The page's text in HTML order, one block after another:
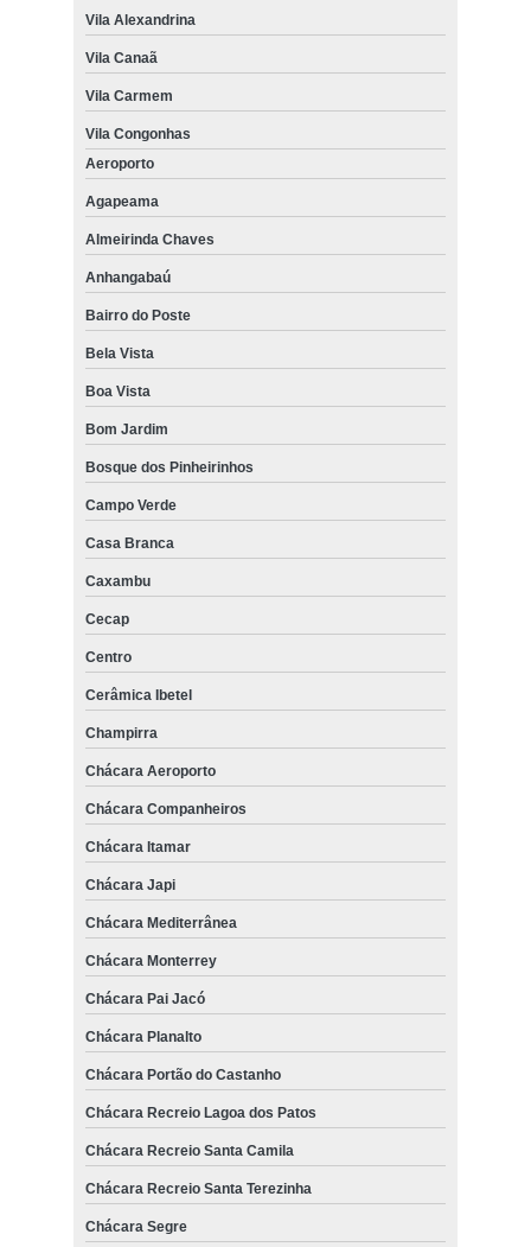
Vila Alexandrina
Vila Canaã
Vila Carmem
Vila Congonhas
Aeroporto
Agapeama
Almeirinda Chaves
Anhangabaú
Bairro do Poste
Bela Vista
Boa Vista
Bom Jardim
Bosque dos Pinheirinhos
Campo Verde
Casa Branca
Caxambu
Cecap
Centro
Cerâmica Ibetel
Champirra
Chácara Aeroporto
Chácara Companheiros
Chácara Itamar
Chácara Japi
Chácara Mediterrânea
Chácara Monterrey
Chácara Pai Jacó
Chácara Planalto
Chácara Portão do Castanho
Chácara Recreio Lagoa dos Patos
Chácara Recreio Santa Camila
Chácara Recreio Santa Terezinha
Chácara Segre